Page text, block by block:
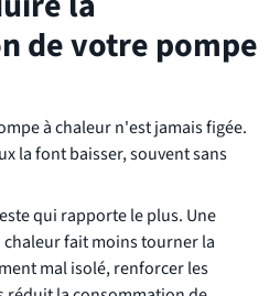
de votre pompe
à chaleur n'est jamais figée.
la font baisser, souvent sans
qui rapporte le plus. Une
chaleur fait moins tourner la
mal isolé, renforcer les